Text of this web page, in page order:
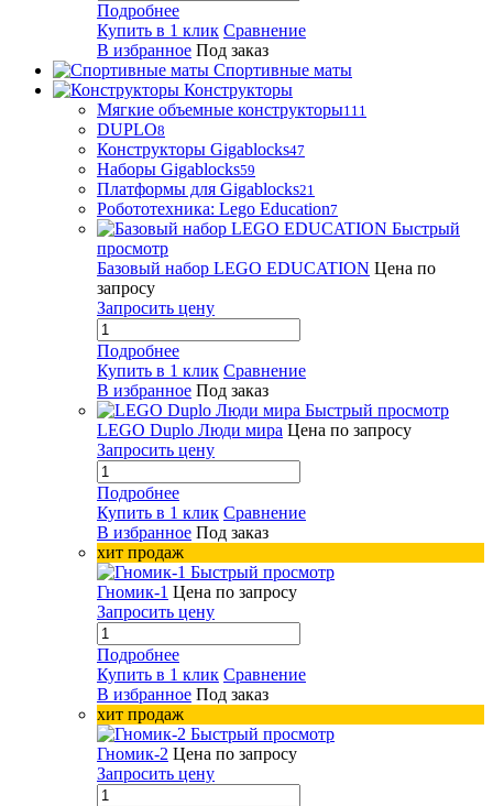
Подробнее
Купить в 1 клик Сравнение
В избранное Под заказ
Спортивные маты
Конструкторы
Мягкие объемные конструкторы111
DUPLO8
Конструкторы Gigablocks47
Наборы Gigablocks59
Платформы для Gigablocks21
Робототехника: Lego Education7
Быстрый
просмотр
Базовый набор LEGO EDUCATION Цена по
запросу
Запросить цену
Подробнее
Купить в 1 клик Сравнение
В избранное Под заказ
Быстрый просмотр
LEGO Duplo Люди мира Цена по запросу
Запросить цену
Подробнее
Купить в 1 клик Сравнение
В избранное Под заказ
хит продаж
Быстрый просмотр
Гномик-1 Цена по запросу
Запросить цену
Подробнее
Купить в 1 клик Сравнение
В избранное Под заказ
хит продаж
Быстрый просмотр
Гномик-2 Цена по запросу
Запросить цену